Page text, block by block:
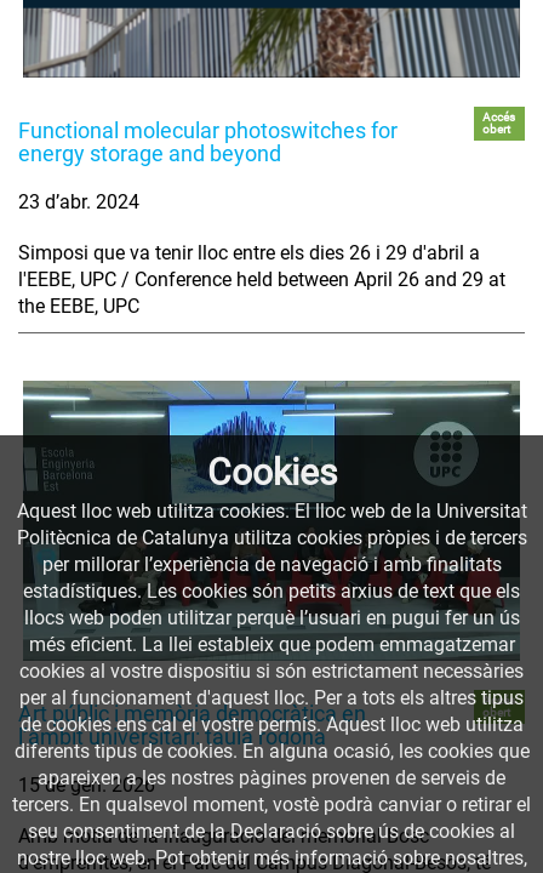
Functional molecular photoswitches for
energy storage and beyond
Accés
obert
23 d’abr. 2024
Simposi que va tenir lloc entre els dies 26 i 29 d'abril a
l'EEBE, UPC / Conference held between April 26 and 29 at
the EEBE, UPC
Art públic i memòria democràtica en
l’àmbit universitari: taula rodona
Accés
obert
15 de gen. 2026
Amb motiu de la inauguració del memorial Bosc
d’empremtes, en el Parc del Campus Diagonal-Besòs, té
Cookies
Aquest lloc web utilitza cookies. El lloc web de la Universitat
Politècnica de Catalunya utilitza cookies pròpies i de tercers
per millorar l’experiència de navegació i amb finalitats
estadístiques. Les cookies són petits arxius de text que els
llocs web poden utilitzar perquè l’usuari en pugui fer un ús
més eficient. La llei estableix que podem emmagatzemar
cookies al vostre dispositiu si són estrictament necessàries
per al funcionament d'aquest lloc. Per a tots els altres tipus
de cookies ens cal el vostre permís. Aquest lloc web utilitza
diferents tipus de cookies. En alguna ocasió, les cookies que
apareixen a les nostres pàgines provenen de serveis de
tercers. En qualsevol moment, vostè podrà canviar o retirar el
seu consentiment de la Declaració sobre ús de cookies al
nostre lloc web. Pot obtenir més informació sobre nosaltres,